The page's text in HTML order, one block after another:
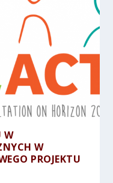
W
W
PROJEKTU